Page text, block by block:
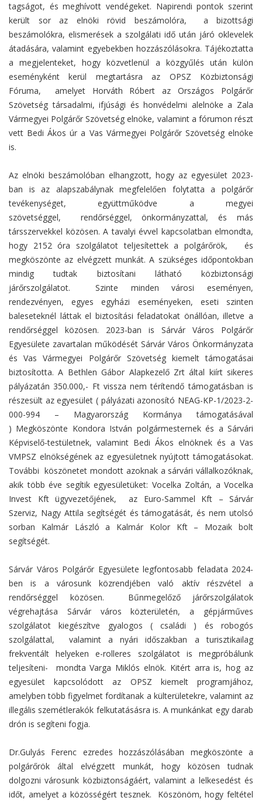
tagságot, és meghívott vendégeket. Napirendi pontok szerint
került sor az elnöki rövid beszámolóra, a bizottsági
beszámolókra, elismerések a szolgálati idő után járó oklevelek
átadására, valamint egyebekben hozzászólásokra. Tájékoztatta
a megjelenteket, hogy közvetlenül a közgyűlés után külön
eseményként kerül megtartásra az OPSZ Közbiztonsági
Fóruma, amelyet Horváth Róbert az Országos Polgárőr
Szövetség társadalmi, ifjúsági és honvédelmi alelnöke a Zala
Vármegyei Polgárőr Szövetség elnöke, valamint a fórumon részt
vett Bedi Ákos úr a Vas Vármegyei Polgárőr Szövetség elnöke
is.
Az elnöki beszámolóban elhangzott, hogy az egyesület 2023-
ban is az alapszabálynak megfelelően folytatta a polgárőr
tevékenységet, együttműködve a megyei
szövetséggel, rendőrséggel, önkormányzattal, és más
társszervekkel közösen. A tavalyi évvel kapcsolatban elmondta,
hogy 2152 óra szolgálatot teljesítettek a polgárőrök, és
megköszönte az elvégzett munkát. A szükséges időpontokban
mindig tudtak biztosítani látható közbiztonsági
járőrszolgálatot. Szinte minden városi eseményen,
rendezvényen, egyes egyházi eseményeken, eseti szinten
baleseteknél láttak el biztosítási feladatokat önállóan, illetve a
rendőrséggel közösen. 2023-ban is Sárvár Város Polgárőr
Egyesülete zavartalan működését Sárvár Város Önkormányzata
és Vas Vármegyei Polgárőr Szövetség kiemelt támogatásai
biztosította. A Bethlen Gábor Alapkezelő Zrt által kiírt sikeres
pályázatán 350.000,- Ft vissza nem térítendő támogatásban is
részesült az egyesület ( pályázati azonosító NEAG-KP-1/2023-2-
000-994 – Magyarország Kormánya támogatásával
) Megköszönte Kondora István polgármesternek és a Sárvári
Képviselő-testületnek, valamint Bedi Ákos elnöknek és a Vas
VMPSZ elnökségének az egyesületnek nyújtott támogatásokat.
További köszönetet mondott azoknak a sárvári vállalkozóknak,
akik több éve segítik egyesületüket: Vocelka Zoltán, a Vocelka
Invest Kft ügyvezetőjének, az Euro-Sammel Kft – Sárvár
Szerviz, Nagy Attila segítségét és támogatását, és nem utolsó
sorban Kalmár László a Kalmár Kolor Kft – Mozaik bolt
segítségét.
Sárvár Város Polgárőr Egyesülete legfontosabb feladata 2024-
ben is a városunk közrendjében való aktív részvétel a
rendőrséggel közösen. Bűnmegelőző járőrszolgálatok
végrehajtása Sárvár város közterületén, a gépjárműves
szolgálatot kiegészítve gyalogos ( családi ) és robogós
szolgálattal, valamint a nyári időszakban a turisztikailag
frekventált helyeken e-rolleres szolgálatot is megpróbálunk
teljesíteni- mondta Varga Miklós elnök. Kitért arra is, hog az
egyesület kapcsolódott az OPSZ kiemelt programjához,
amelyben több figyelmet fordítanak a külterületekre, valamint az
illegális szemétlerakók felkutatásásra is. A munkánkat egy darab
drón is segíteni fogja.
Dr.Gulyás Ferenc ezredes hozzászólásában megköszönte a
polgárőrök által elvégzett munkát, hogy közösen tudnak
dolgozni városunk közbiztonságáért, valamint a lelkesedést és
időt, amelyet a közösségért tesznek. Köszönöm, hogy feltétel